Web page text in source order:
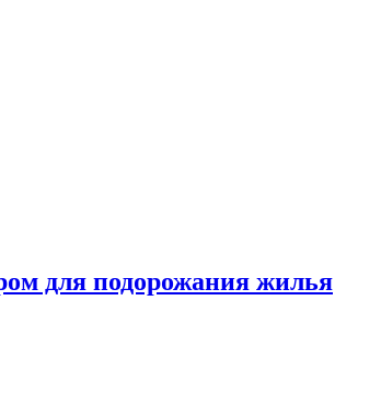
для подорожания жилья